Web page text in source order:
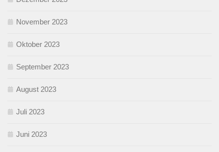
November 2023
Oktober 2023
September 2023
August 2023
Juli 2023
Juni 2023